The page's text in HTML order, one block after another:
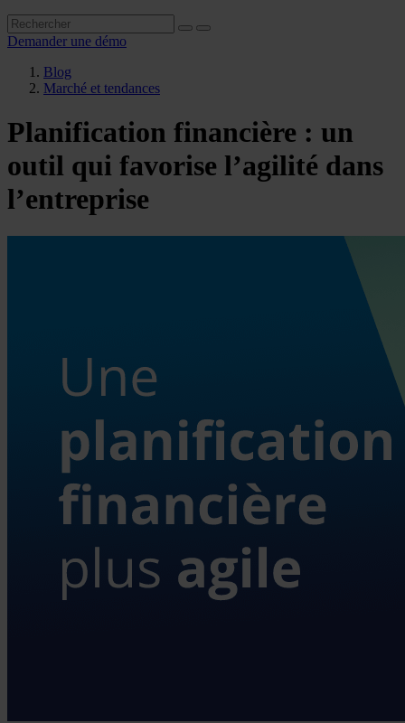
Demander une démo
Blog
Marché et tendances
Planification financière : un
outil qui favorise l’agilité dans
l’entreprise